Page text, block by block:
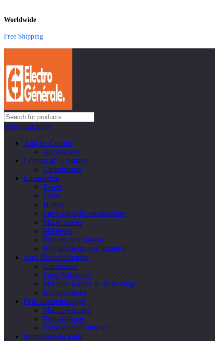
Worldwide
Free Shipping
Select category
Articles Cuisine
Accessoires
Confort de la maison
Climatiseurs
Encastrable
Éviers
Fours
Hottes
Lave-vaisselle encastrables
Micro-ondes
Mitigeurs
Plaques de Cuisson
Réfrigérateurs encastrables
Gros Electroménager
Cuisinières
Lave-Vaisselles
Machine à laver & sèche-linge
Réfrigérateurs
Petit électroménager
Machine à café
Petit-déjeuner
Préparation Culinaire
Promotion du mois